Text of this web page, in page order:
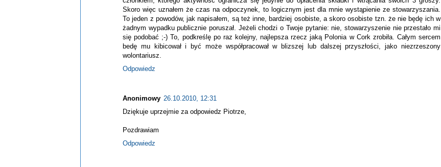
Skoro więc uznałem że czas na odpoczynek, to logicznym jest dla mnie wystąpienie ze stowarzyszania.
To jeden z powodów, jak napisałem, są też inne, bardziej osobiste, a skoro osobiste tzn. że nie będę ich w
żadnym wypadku publicznie poruszał. Jeżeli chodzi o Twoje pytanie: nie, stowarzyszenie nie przestało mi
się podobać ;-) To, podkreślę po raz kolejny, najlepsza rzecz jaką Polonia w Cork zrobiła. Całym sercem
bedę mu kibicował i być może współpracował w blizszej lub dalszej przyszłości, jako niezrzeszony
wolontariusz.
Odpowiedz
Anonimowy 26.10.2010, 12:31
Dziękuje uprzejmie za odpowiedz Piotrze,
Pozdrawiam
Odpowiedz